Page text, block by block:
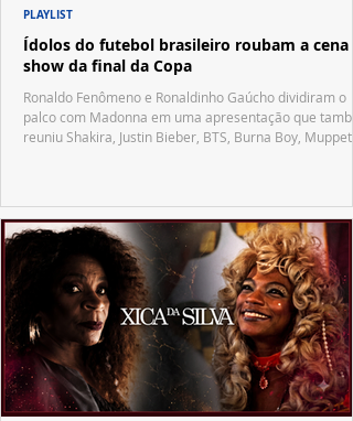
Ídolos do futebol brasileiro roubam a cena
show da final da Copa
Ronaldo Fenômeno e Ronaldinho Gaúcho dividiram o
palco com Madonna em uma apresentação que
reuniu Shakira, Justin Bieber, BTS, Burna Boy, Muppets,
PLAYLIST